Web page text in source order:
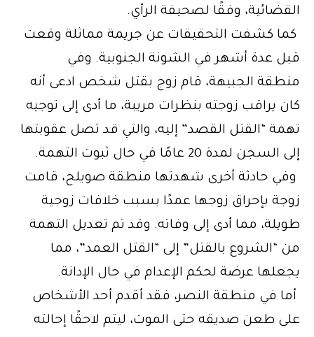
القضائية، وفقًا لصحيفة الرأي.
كما كشفت التحقيقات عن جريمة مماثلة وقعت
قبل عدة أشهر في الشونة الجنوبية. وفي
منطقة الجبيهة، قام زوج بقتل شخص ادعى أنه
كان يراقب زوجته بنظرات مريبة، ما أدى إلى توجيه
تهمة “القتل القصد” إليه، والتي قد تصل عقوبتها
إلى السجن لمدة 20 عامًا في حال ثبوت التهمة.
وفي حادثة أخرى شهدتها منطقة صويلح، قامت
زوجة بإحراق زوجها عمدًا بسبب خلافات زوجية
طويلة، مما أدى إلى وفاته. وقد تم تعديل التهمة
من “الشروع بالقتل” إلى “القتل العمد”، مما
يجعلها عرضة لحكم الإعدام في حال الإدانة.
أما في منطقة النصر، فقد أقدم أحد الأشخاص
على طعن صديقه حتى الموت، ليتم لاحقًا إحالته